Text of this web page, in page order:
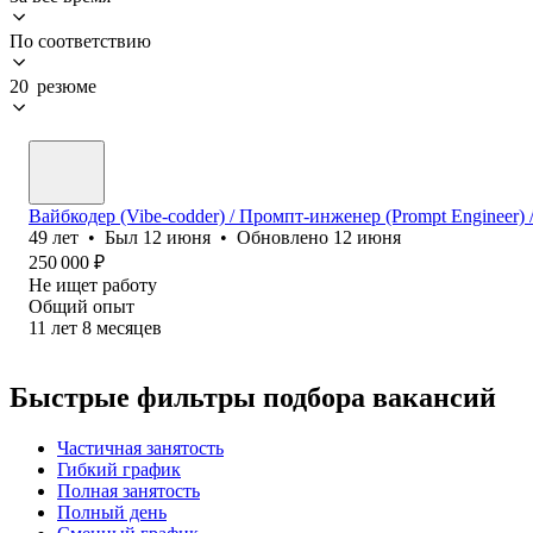
По соответствию
20 резюме
Вайбкодер (Vibe-codder) / Промпт-инженер (Prompt Engineer)
49 лет • Был 12 июня • Обновлено 12 июня
250 000 ₽
Не ищет работу
Общий опыт
11 лет 8 месяцев
Быстрые фильтры подбора вакансий
Частичная занятость
Гибкий график
Полная занятость
Полный день